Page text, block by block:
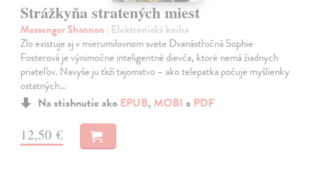
Strážkyňa stratených miest
Messenger Shannon | Elektronická kniha
Zlo existuje aj v mierumilovnom svete Dvanásťročná Sophie
Fosterová je výnimočne inteligentné dievča, ktoré nemá žiadnych
priateľov. Navyše ju ťaží tajomstvo – ako telepatka počuje myšlienky
ostatných…
Na stiahnutie ako EPUB, MOBI a PDF
12,50 €